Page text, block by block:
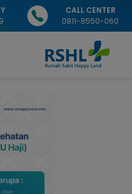
CALL CENTER
0811-8550-060